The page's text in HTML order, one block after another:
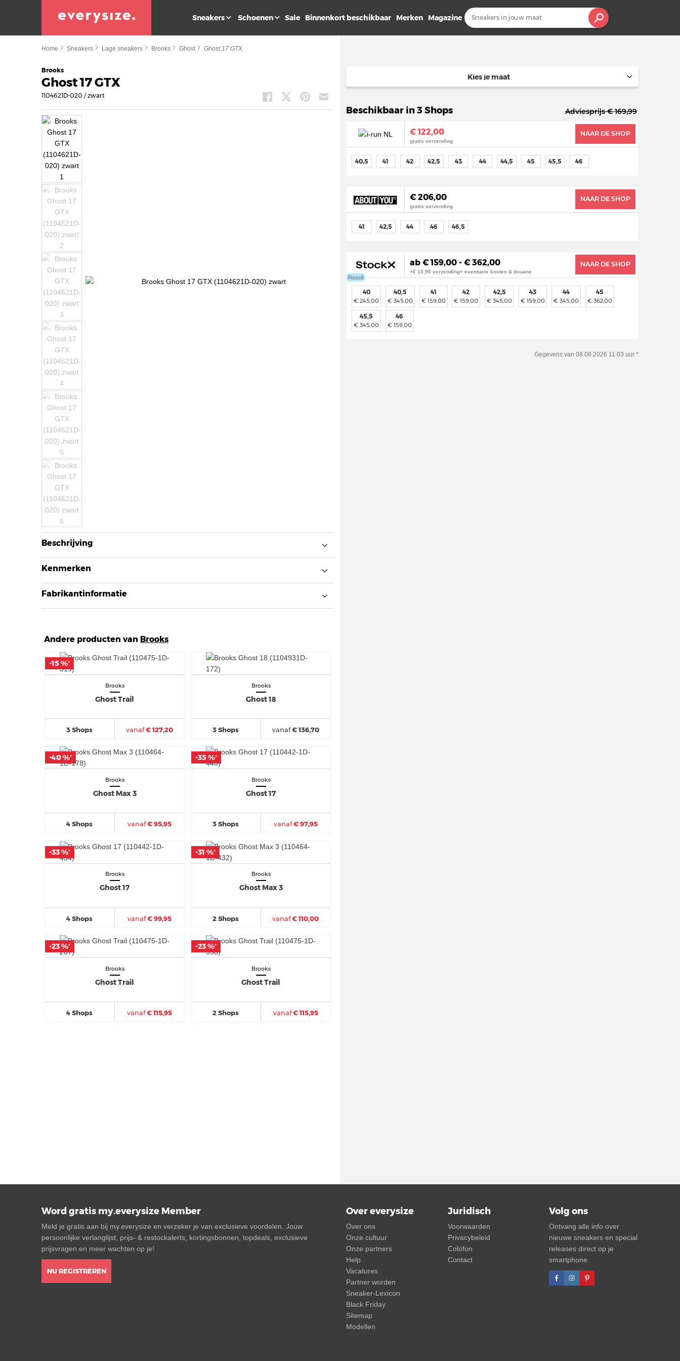
Sneakers Schoenen Sale Binnenkort beschikbaar Merken Magazine
Home Sneakers Lage sneakers Brooks Ghost Ghost 17 GTX
Brooks
Ghost 17 GTX
1104621D-020 / zwart
Beschrijving
Kenmerken
Fabrikantinformatie
Andere producten van Brooks
Brooks
Ghost Trail
3 Shops vanaf€ 127,20
-15 %*
-15 %*
Brooks
Ghost 18
3 Shops vanaf€ 136,70
Brooks
Ghost Max 3
4 Shops vanaf€ 95,95
-40 %*
-40 %*
Brooks
Ghost 17
3 Shops vanaf€ 97,95
-35 %*
-35 %*
Brooks
Ghost 17
4 Shops vanaf€ 99,95
-33 %*
-33 %*
Brooks
Ghost Max 3
2 Shops vanaf€ 110,00
-31 %*
-31 %*
Brooks
Ghost Trail
4 Shops vanaf€ 115,95
-23 %*
-23 %*
Brooks
Ghost Trail
2 Shops vanaf€ 115,95
-23 %*
-23 %*
Kies je maat
Beschikbaar in 3 Shops Adviesprijs € 169,99
€ 122,00
gratis verzending
NAAR DE SHOP
40,5 41 42 42,5 43 44 44,5 45 45,5 46
€ 206,00
gratis verzending
NAAR DE SHOP
41 42,5 44 46 46,5
Resell
ab € 159,00 - € 362,00
+€ 10,95 verzending+ eventuele kosten & douane
NAAR DE SHOP
40
€ 245,00
40,5
€ 345,00
41
€ 159,00
42
€ 159,00
42,5
€ 345,00
43
€ 159,00
44
€ 345,00
45
€ 362,00
45,5
€ 345,00
46
€ 159,00
Gegevens van 08.08.2026 11:03 uur *
Word gratis my.everysize Member
Meld je gratis aan bij my.everysize en verzeker je van exclusieve voordelen. Jouw
persoonlijke verlanglijst, prijs- & restockalerts, kortingsbonnen, topdeals, exclusieve
prijsvragen en meer wachten op je!
NU REGISTREREN
Over everysize
Over ons
Onze cultuur
Onze partners
Help
Vacatures
Partner worden
Sneaker-Lexicon
Black Friday
Sitemap
Modellen
Juridisch
Voorwaarden
Privacybeleid
Colofon
Contact
Volg ons
Ontvang alle info over
nieuwe sneakers en special
releases direct op je
smartphone.